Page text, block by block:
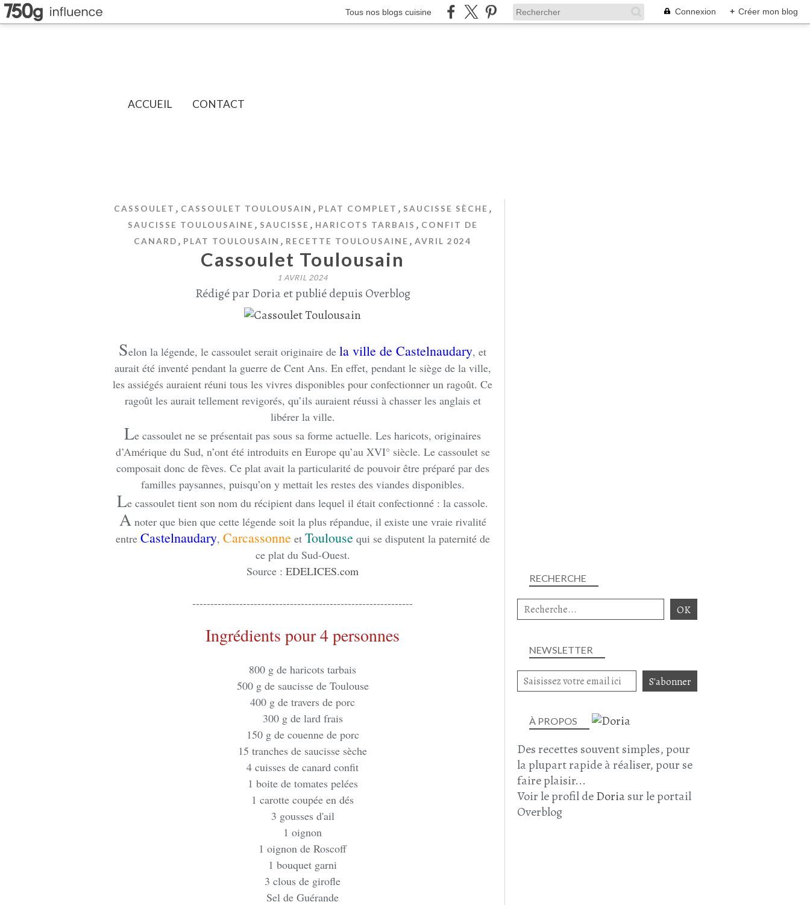
Tous nos blogs cuisine Connexion + Créer mon blog
ACCUEIL CONTACT
CASSOULET , CASSOULET TOULOUSAIN , PLAT COMPLET , SAUCISSE SÈCHE ,
SAUCISSE TOULOUSAINE , SAUCISSE , HARICOTS TARBAIS , CONFIT DE
CANARD , PLAT TOULOUSAIN , RECETTE TOULOUSAINE , AVRIL 2024
Cassoulet Toulousain
1 AVRIL 2024
Rédigé par Doria et publié depuis Overblog
Selon la légende, le cassoulet serait originaire de la ville de Castelnaudary, et
aurait été inventé pendant la guerre de Cent Ans. En effet, pendant le siège de la ville,
les assiégés auraient réuni tous les vivres disponibles pour confectionner un ragoût. Ce
ragoût les aurait tellement revigorés, qu’ils auraient réussi à chasser les anglais et
libérer la ville.
Le cassoulet ne se présentait pas sous sa forme actuelle. Les haricots, originaires
d’Amérique du Sud, n’ont été introduits en Europe qu’au XVI° siècle. Le cassoulet se
composait donc de fèves. Ce plat avait la particularité de pouvoir être préparé par des
familles paysannes, puisqu’on y mettait les restes des viandes disponibles.
Le cassoulet tient son nom du récipient dans lequel il était confectionné : la cassole.
Anoter que bien que cette légende soit la plus répandue, il existe une vraie rivalité
entre Castelnaudary, Carcassonneet Toulousequi se disputent la paternité de
ce plat du Sud-Ouest.
Source : EDELICES.com
-------------------------------------------------------------
Ingrédients pour 4 personnes
800 g de haricots tarbais
500 g de saucisse de Toulouse
400 g de travers de porc
300 g de lard frais
150 g de couenne de porc
15 tranches de saucisse sèche
4 cuisses de canard confit
1 boite de tomates pelées
1 carotte coupée en dés
3 gousses d'ail
1 oignon
1 oignon de Roscoff
1 bouquet garni
3 clous de girofle
Sel de Guérande
NEWSLETTER
RECHERCHE
À PROPOS
Des recettes souvent simples, pour
la plupart rapide à réaliser, pour se
faire plaisir...
Voir le profil deDoriasur le portail
Overblog